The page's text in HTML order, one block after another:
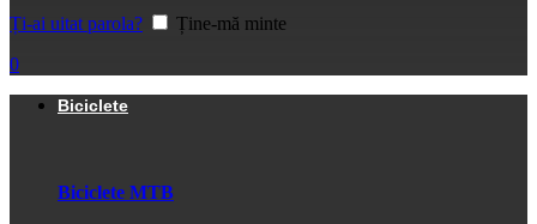
Ți-ai uitat parola?
Ține-mă minte
0
Biciclete
Biciclete MTB